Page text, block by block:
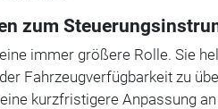
zum
immer größere Rolle. Sie
Fahrzeugverfügbarkeit zu
kurzfristigere Anpassung